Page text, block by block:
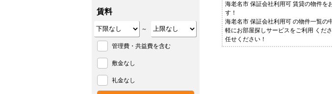
海老名市 保証会社利用可 賃貸の物件を
す！
海老名市 保証会社利用可 の物件一覧の
軽にお部屋探しサービスをご利用 くだ
任せください！
賃料
～
管理費・共益費を含む
敷金なし
礼金なし